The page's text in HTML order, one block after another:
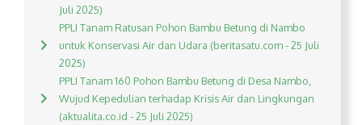
Juli 2025)
PPLI Tanam Ratusan Pohon Bambu Betung di Nambo
untuk Konservasi Air dan Udara (beritasatu.com - 25 Juli
2025)
PPLI Tanam 160 Pohon Bambu Betung di Desa Nambo,
Wujud Kepedulian terhadap Krisis Air dan Lingkungan
(aktualita.co.id - 25 Juli 2025)